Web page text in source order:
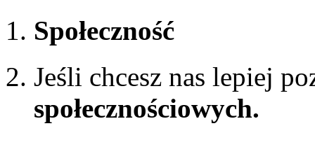
Społeczność
Jeśli chcesz nas lepiej
społecznościowych.